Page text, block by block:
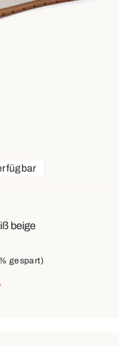
beige
gespart)